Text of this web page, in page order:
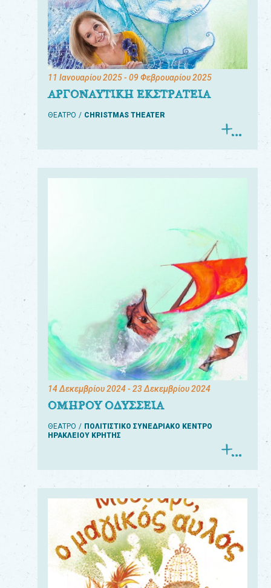
11 Ιανουαρίου 2025- 09 Φεβρουαρίου 2025
ΑΡΓΟΝΑΥΤΙΚΗ ΕΚΣΤΡΑΤΕΙΑ
ΘΕΑΤΡΟ CHRISTMAS THEATER
14 Δεκεμβρίου 2024- 23 Δεκεμβρίου 2024
ΟΜΗΡΟΥ ΟΔΥΣΣΕΙΑ
ΘΕΑΤΡΟ
ΠΟΛΙΤΙΣΤΙΚΟ ΣΥΝΕΔΡΙΑΚΟ ΚΕΝΤΡΟ
ΗΡΑΚΛΕΙΟΥ ΚΡΗΤΗΣ